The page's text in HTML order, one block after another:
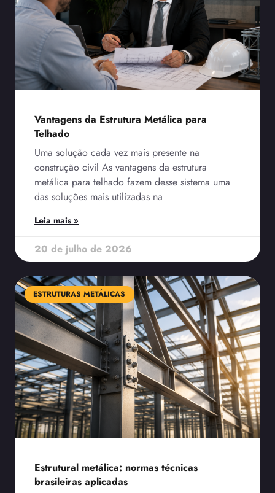
Vantagens da Estrutura Metálica para
Telhado
Uma solução cada vez mais presente na
construção civil As vantagens da estrutura
metálica para telhado fazem desse sistema uma
das soluções mais utilizadas na
Leia mais »
20 de julho de 2026
ESTRUTURAS METÁLICAS
Estrutural metálica: normas técnicas
brasileiras aplicadas